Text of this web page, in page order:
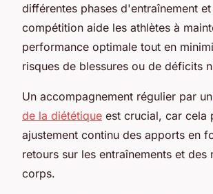
différentes phases d'entraînement
compétition aide les athlètes à
performance optimale tout en
risques de blessures ou de déficits
Un accompagnement régulier par un
de la diététique est crucial, car cela
ajustement continu des apports en
retours sur les entraînements et des
corps.